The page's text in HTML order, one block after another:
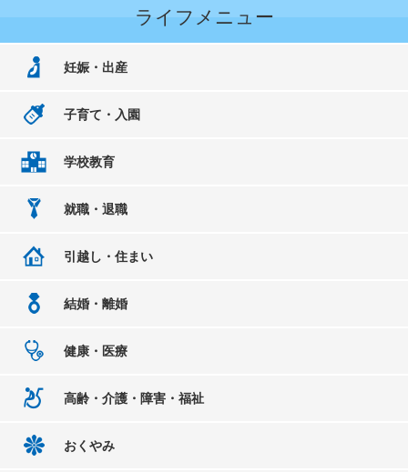
ライフメニュー
妊娠・出産
子育て・入園
学校教育
就職・退職
引越し・住まい
結婚・離婚
健康・医療
高齢・介護・障害・福祉
おくやみ